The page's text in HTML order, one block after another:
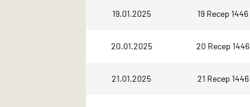
19.01.2025 19 Recep 1446
20.01.2025 20 Recep 1446
21.01.2025 21 Recep 1446